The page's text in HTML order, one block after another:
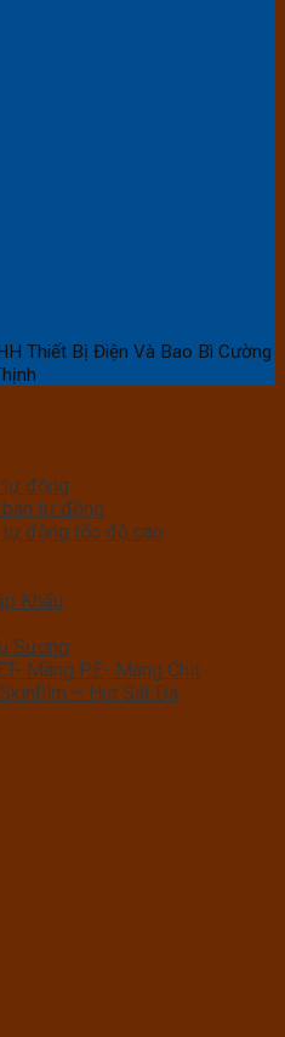
Thiết Bị Điện Và Bao Bì Cường
tự động
tự động
động tốc độ cao
Khẩu
Sương
Màng PE- Màng Chit
– Hút Sát Da